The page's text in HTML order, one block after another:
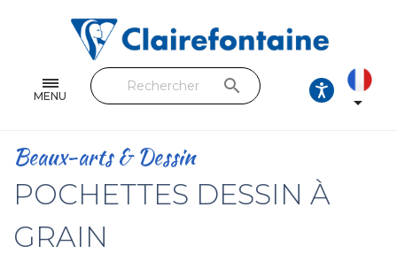
MENU
Feuilles & Copies
Beaux-arts & Dessin
Loisirs créatifs
Cuir & trousses
search

Beaux-arts & Dessin
POCHETTES DESSIN À
GRAIN